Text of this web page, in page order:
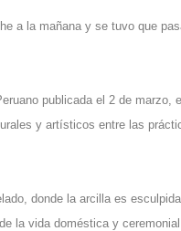
a la mañana y se tuvo que
publicada el 2 de
y artísticos entre las
donde la arcilla es
la vida doméstica y ceremonial